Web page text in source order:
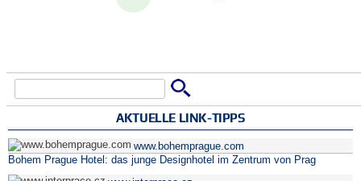
Suchformular
AKTUELLE LINK-TIPPS
www.bohemprague.com
Bohem Prague Hotel: das junge Designhotel im Zentrum von Prag